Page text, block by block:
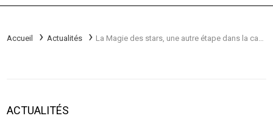
Accueil Actualités
ACTUALITÉS